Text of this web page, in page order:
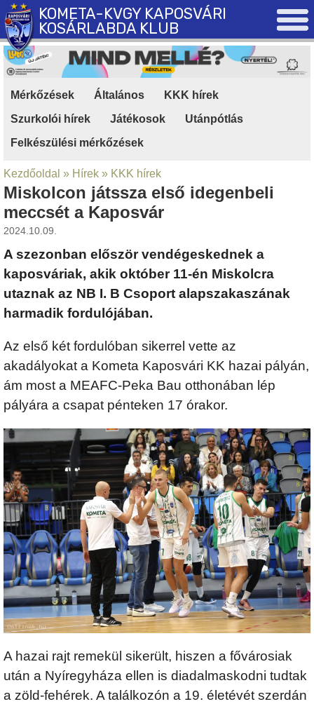
KOMETA-KVGY KAPOSVÁRI
KOSÁRLABDA KLUB
Mérkőzések Általános KKK hírek
Szurkolói hírek
Játékosok Utánpótlás
Felkészülési mérkőzések
Kezdőoldal » Hírek » KKK hírek
Miskolcon játssza első idegenbeli
meccsét a Kaposvár
2024.10.09.
A szezonban először vendégeskednek a
kaposváriak, akik október 11-én Miskolcra
utaznak az NB I. B Csoport alapszakaszának
harmadik fordulójában.
Az első két fordulóban sikerrel vette az
akadályokat a Kometa Kaposvári KK hazai pályán,
ám most a MEAFC-Peka Bau otthonában lép
pályára a csapat pénteken 17 órakor.
A hazai rajt remekül sikerült, hiszen a fővárosiak
után a Nyíregyháza ellen is diadalmaskodni tudtak
a zöld-fehérek. A találkozón a 19. életévét szerdán